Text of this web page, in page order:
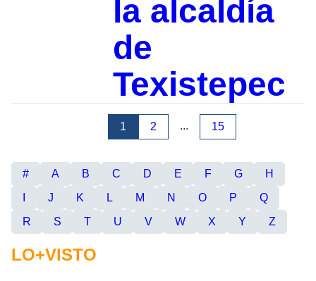
la alcaldía
de
Texistepec
1 2 ... 15
# A B C D E F G
H
J K L M N O P
Q
R
S T U V W X Y Z
LO+VISTO